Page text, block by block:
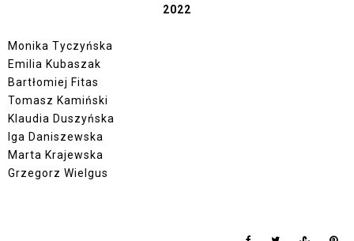
2022
Monika Tyczyńska
Emilia Kubaszak
Bartłomiej Fitas
Tomasz Kamiński
Klaudia Duszyńska
Iga Daniszewska
Marta Krajewska
Grzegorz Wielgus